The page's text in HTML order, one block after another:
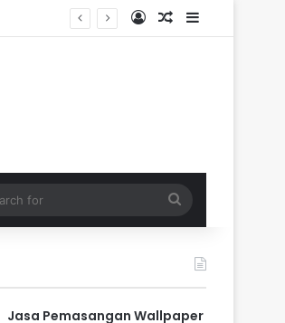
Log InRandom Article
Sidebar
for
Jasa Pemasangan Wallpaper